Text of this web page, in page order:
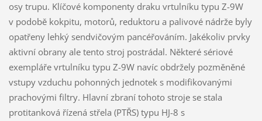
osy trupu. Klíčové komponenty draku vrtulníku typu Z-9W
v podobě kokpitu, motorů, reduktoru a palivové nádrže byly
opatřeny lehký sendvičovým pancéřováním. Jakékoliv prvky
aktivní obrany ale tento stroj postrádal. Některé sériové
exempláře vrtulníku typu Z-9W navíc obdržely pozměněné
vstupy vzduchu pohonných jednotek s modifikovanými
prachovými filtry. Hlavní zbraní tohoto stroje se stala
protitanková řízená střela (PTŘS) typu HJ-8 s